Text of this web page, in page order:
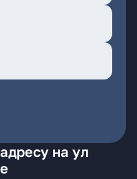
на ул